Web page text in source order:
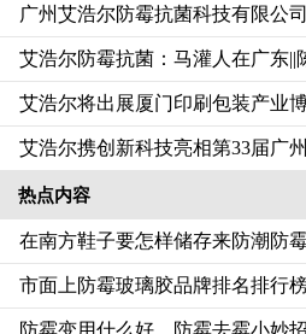
广州艾浩尔防霉抗菌科技有限公
艾浩尔防霉抗菌：马灌人在广东||
艾浩尔将出展厦门印刷包装产业
艾浩尔携创新科技亮相第33届广
热点内容
在南方鞋子要怎样储存来防潮防
市面上防霉玻璃胶品牌排名排行
防霉变用什么好，防霉去霉小妙